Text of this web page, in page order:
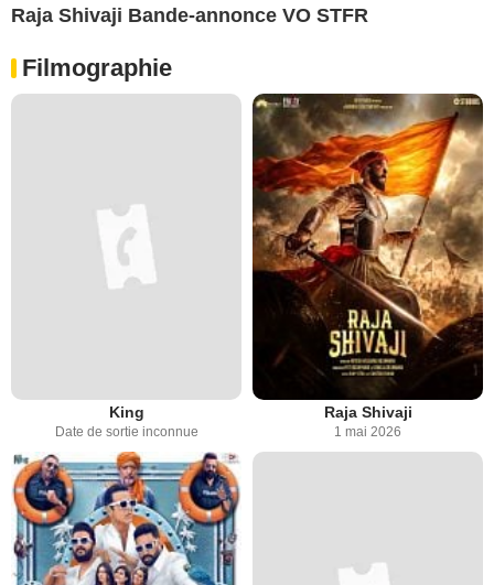
Raja Shivaji Bande-annonce VO STFR
Filmographie
King
Date de sortie inconnue
Raja Shivaji
1 mai 2026